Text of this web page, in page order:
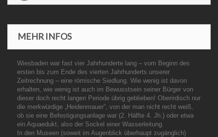
MEHR INFOS
Wiesbaden war fast vier Jahrhunderte lang – vom Beginn des
ersten bis zum Ende des vierten Jahrhunderts unserer
Zeitrechnung – eine römische Siedlung. Wie wenig ist davon
erhalten, wie wenig ist auch im Bewusstsein seiner Bürger von
dieser doch recht langen Periode übrig geblieben! Oberirdisch nur
die merkwürdige „Heidenmauer“, von der man nicht recht weiß,
ob sie eine Befestigungsanlage war (2. Hälfte 4. Jh.) oder etwa
ein Aquaedukt, also der Sockel einer Wasserleitung.
In den Museen (soweit im Augenblick überhaupt zugänglich)